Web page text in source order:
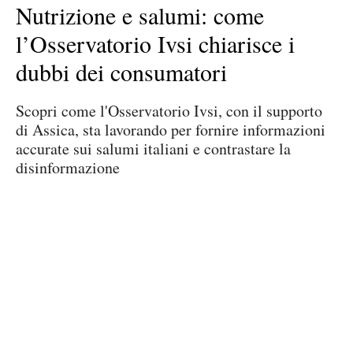
Nutrizione e salumi: come
l’Osservatorio Ivsi chiarisce i
dubbi dei consumatori
Scopri come l'Osservatorio Ivsi, con il supporto
di Assica, sta lavorando per fornire informazioni
accurate sui salumi italiani e contrastare la
disinformazione